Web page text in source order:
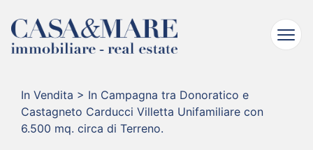
In Vendita > In Campagna tra Donoratico e
Castagneto Carducci Villetta Unifamiliare con
6.500 mq. circa di Terreno.